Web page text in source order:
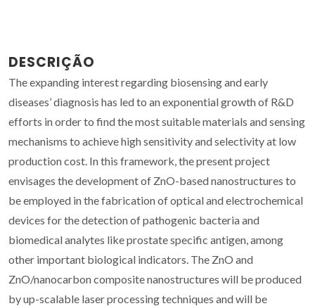
DESCRIÇÃO
The expanding interest regarding biosensing and early
diseases’ diagnosis has led to an exponential growth of R&D
efforts in order to find the most suitable materials and sensing
mechanisms to achieve high sensitivity and selectivity at low
production cost. In this framework, the present project
envisages the development of ZnO-based nanostructures to
be employed in the fabrication of optical and electrochemical
devices for the detection of pathogenic bacteria and
biomedical analytes like prostate specific antigen, among
other important biological indicators. The ZnO and
ZnO/nanocarbon composite nanostructures will be produced
by up-scalable laser processing techniques and will be